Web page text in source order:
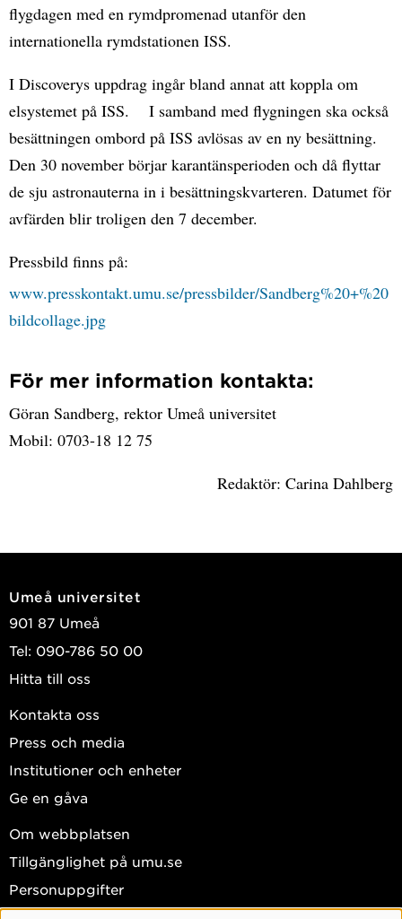
flygdagen med en rymdpromenad utanför den
internationella rymdstationen ISS.
I Discoverys uppdrag ingår bland annat att koppla om
elsystemet på ISS. I samband med flygningen ska också
besättningen ombord på ISS avlösas av en ny besättning.
Den 30 november börjar karantänsperioden och då flyttar
de sju astronauterna in i besättningskvarteren. Datumet för
avfärden blir troligen den 7 december.
Pressbild finns på:
www.presskontakt.umu.se/pressbilder/Sandberg%20+%20
bildcollage.jpg
För mer information kontakta:
Göran Sandberg, rektor Umeå universitet
Mobil: 0703-18 12 75
Redaktör: Carina Dahlberg
Umeå universitet
901 87 Umeå
Tel: 090-786 50 00
Hitta till oss
Kontakta oss
Press och media
Institutioner och enheter
Ge en gåva
Om webbplatsen
Tillgänglighet på umu.se
Personuppgifter